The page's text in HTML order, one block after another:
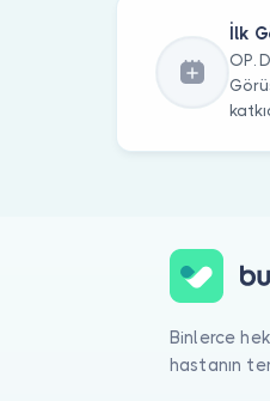
İlk
OP.
Binlerce
hastanın